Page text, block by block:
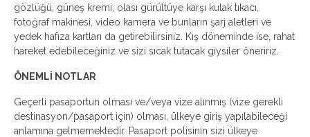
gözlüğü, güneş kremi, olası gürültüye karşı kulak tıkacı,
fotoğraf makinesi, video kamera ve bunların şarj aletleri ve
yedek hafıza kartları da getirebilirsiniz. Kış döneminde ise, rahat
hareket edebileceğiniz ve sizi sıcak tutacak giysiler öneririz.
ÖNEMLİ NOTLAR
Geçerli pasaportun olması ve/veya vize alınmış (vize gerekli
destinasyon/pasaport için) olması, ülkeye giriş yapılabileceği
anlamına gelmemektedir. Pasaport polisinin sizi ülkeye